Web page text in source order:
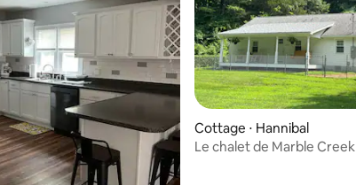
de 525 commentaires : 4,99 sur 5
Cottage ⋅ Hannibal
Le chalet de Marble Creek